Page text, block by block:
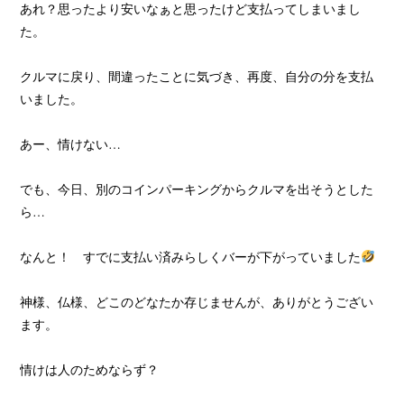
あれ？思ったより安いなぁと思ったけど支払ってしまいまし
た。
クルマに戻り、間違ったことに気づき、再度、自分の分を支払
いました。
あー、情けない…
でも、今日、別のコインパーキングからクルマを出そうとした
ら…
なんと！ すでに支払い済みらしくバーが下がっていました
神様、仏様、どこのどなたか存じませんが、ありがとうござい
ます。
情けは人のためならず？